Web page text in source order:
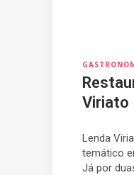
Viriato
Lenda
temático
Já por